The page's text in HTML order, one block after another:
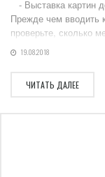
- Выставка картин
Прежде чем вводить
проверьте, сколько
19.08.2018
ЧИТАТЬ ДАЛЕЕ